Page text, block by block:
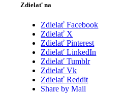
Zdielať na
Zdielať Facebook
Zdielať X
Zdielať Pinterest
Zdielať LinkedIn
Zdielať Tumblr
Zdielať Vk
Zdielať Reddit
Share by Mail